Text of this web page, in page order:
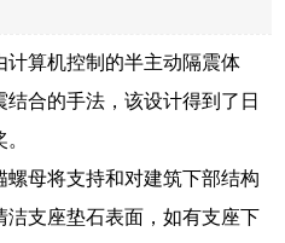
计算机控制的半主动隔震体
合的手法，该设计得到了日
螺母将支持和对建筑下部结构
支座垫石表面，如有支座下